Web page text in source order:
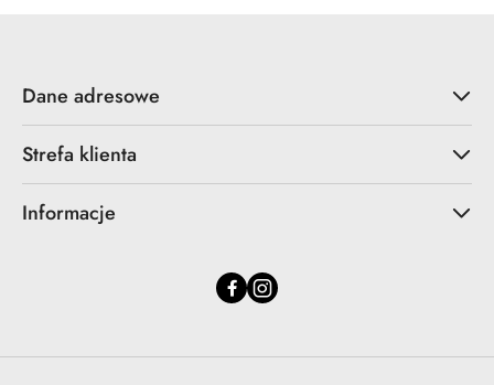
Dane adresowe
Strefa klienta
Informacje